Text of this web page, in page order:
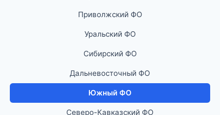
Приволжский ФО
Уральский ФО
Сибирский ФО
Дальневосточный ФО
Южный ФО
Северо-Кавказский ФО